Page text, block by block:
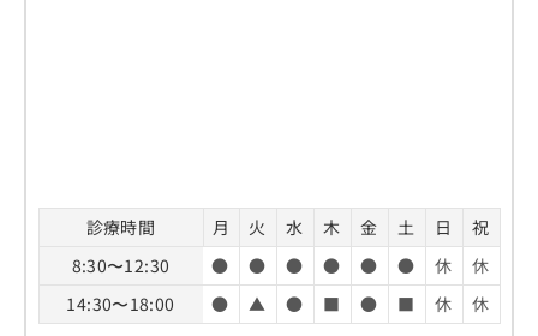
診療時間 月 火 水 木 金 土 日
祝
8:30〜12:30
● ● ● ● ● ● 休
休
14:30〜18:00
● ▲ ● ■ ● ■ 休
休